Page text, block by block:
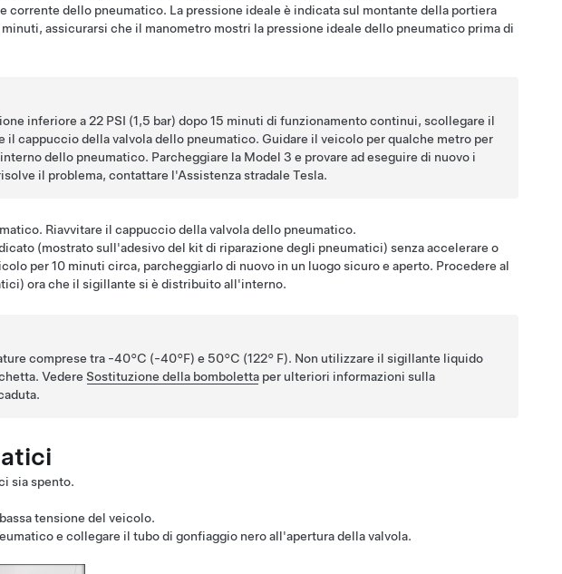
corrente dello pneumatico. La pressione ideale è indicata sul montante della portiera
assicurarsi che il manometro mostri la pressione ideale dello pneumatico prima di
inferiore a 22 PSI (1,5 bar) dopo 15 minuti di funzionamento continui, scollegare il
il cappuccio della valvola dello pneumatico. Guidare il veicolo per qualche metro per
dello pneumatico. Parcheggiare la Model 3 e provare ad eseguire di nuovo i
il problema, contattare l'Assistenza stradale Tesla.
Riavvitare il cappuccio della valvola dello pneumatico.
(mostrato sull'adesivo del kit di riparazione degli pneumatici) senza accelerare o
per 10 minuti circa, parcheggiarlo di nuovo in un luogo sicuro e aperto. Procedere al
ora che il sigillante si è distribuito all'interno.
comprese tra -40°C (-40°F) e 50°C (122° F). Non utilizzare il sigillante liquido
VedereSostituzione della bomboletta per ulteriori informazioni sulla
sia spento.
tensione del veicolo.
e collegare il tubo di gonfiaggio nero all'apertura della valvola.